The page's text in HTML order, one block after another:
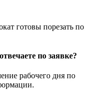
готовы порезать по
по заявке?
рабочего дня по